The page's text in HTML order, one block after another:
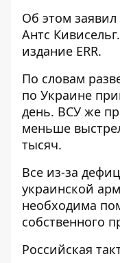
Об этом заявил
Антс
издание ERR.
По словам
по Украине
день. ВСУ же
меньше
тысяч.
Все из-за
украинской
необходима
собственного
Российская